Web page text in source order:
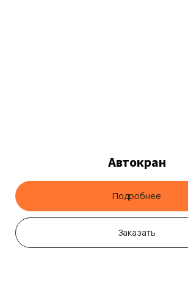
Автокран
Подробнее
Заказать